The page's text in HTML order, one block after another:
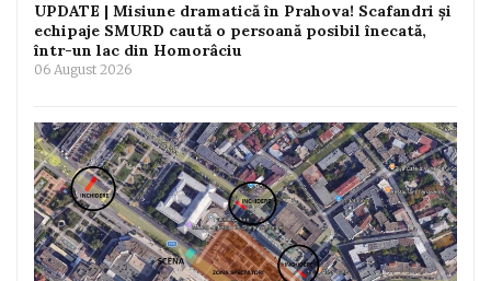
UPDATE | Misiune dramatică în Prahova! Scafandri și
echipaje SMURD caută o persoană posibil înecată,
într-un lac din Homorâciu
06 August 2026